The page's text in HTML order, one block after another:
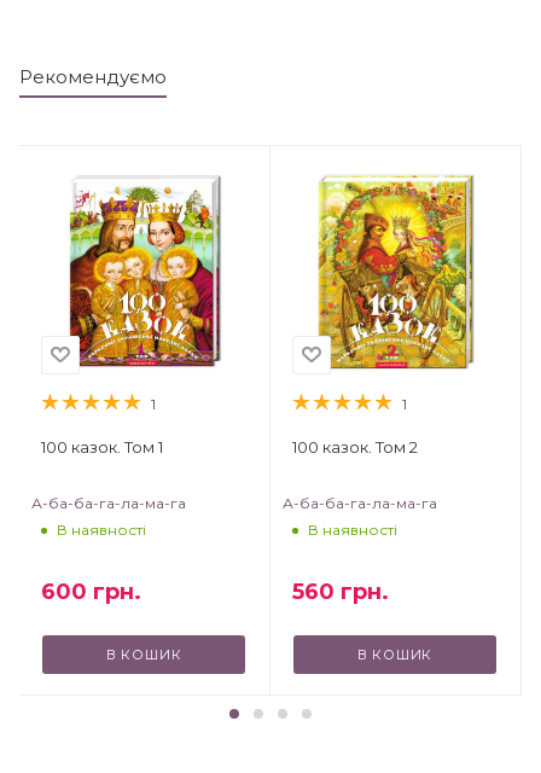
Рекомендуємо
1
100 казок. Том 1
А-ба-ба-га-ла-ма-га
В наявності
600 грн.
В КОШИК
1
100 казок. Том 2
А-ба-ба-га-ла-ма-га
В наявності
560 грн.
В КОШИК